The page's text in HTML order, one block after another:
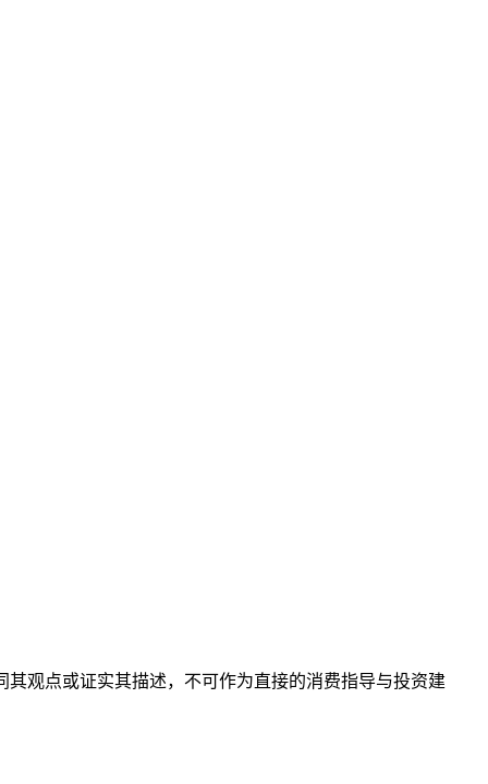
观点或证实其描述，不可作为直接的消费指导与投资建